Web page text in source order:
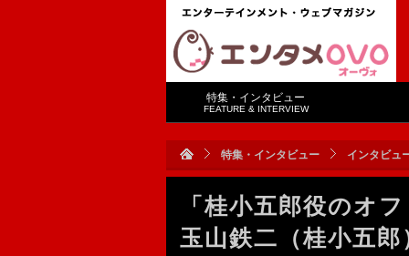
特集・インタビュー
FEATURE & INTERVIEW
特集・インタビュー インタビュ
「桂小五郎役のオ
玉山鉄二（桂小五